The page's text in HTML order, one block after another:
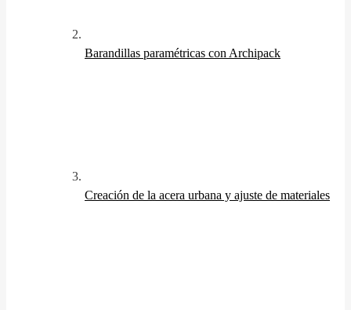
Barandillas paramétricas con Archipack
Creación de la acera urbana y ajuste de materiales